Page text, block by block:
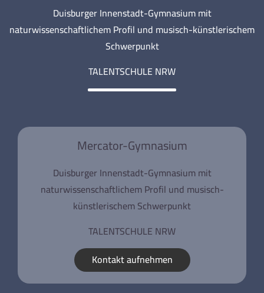
Duisburger Innenstadt-Gymnasium mit
naturwissenschaftlichem Profil und musisch-künstlerischem
Schwerpunkt
TALENTSCHULE NRW
Mercator-Gymnasium
Duisburger Innenstadt-Gymnasium mit
naturwissenschaftlichem Profil und musisch-
künstlerischem Schwerpunkt
TALENTSCHULE NRW
Kontakt aufnehmen